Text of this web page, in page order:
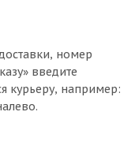
номер
введите
курьеру, например: